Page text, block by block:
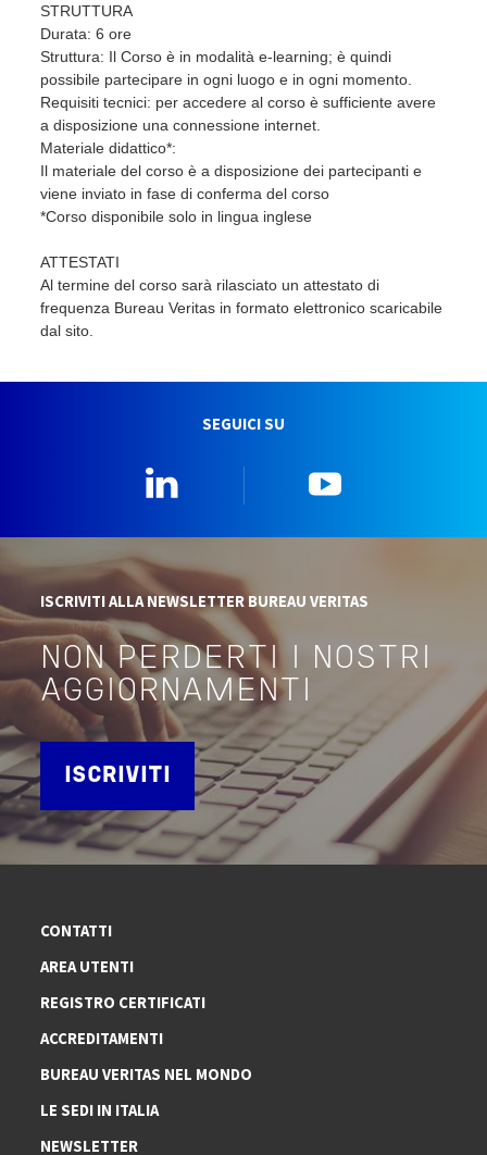
STRUTTURA
Durata: 6 ore
Struttura: Il Corso è in modalità e-learning; è quindi
possibile partecipare in ogni luogo e in ogni momento.
Requisiti tecnici: per accedere al corso è sufficiente avere
a disposizione una connessione internet.
Materiale didattico*:
Il materiale del corso è a disposizione dei partecipanti e
viene inviato in fase di conferma del corso
*Corso disponibile solo in lingua inglese
ATTESTATI
Al termine del corso sarà rilasciato un attestato di
frequenza Bureau Veritas in formato elettronico scaricabile
dal sito.
SEGUICI SU
ISCRIVITI ALLA NEWSLETTER BUREAU VERITAS
NON PERDERTI I NOSTRI
AGGIORNAMENTI
ISCRIVITI
CONTATTI
AREA UTENTI
REGISTRO CERTIFICATI
ACCREDITAMENTI
BUREAU VERITAS NEL MONDO
LE SEDI IN ITALIA
NEWSLETTER